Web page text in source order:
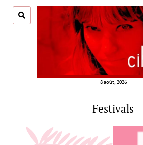
8 août, 2026
Festivals